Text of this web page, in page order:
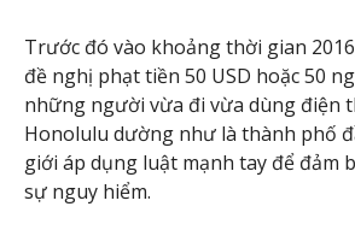
Trước đó vào khoảng thời gian
đề nghị phạt tiền 50 USD hoặc 50
những người vừa đi vừa dùng điện
Honolulu dường như là thành phố
giới áp dụng luật mạnh tay để đảm
sự nguy hiểm.